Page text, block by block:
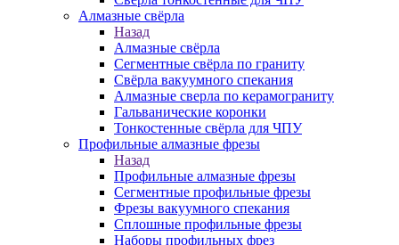
Алмазные свёрла
Назад
Алмазные свёрла
Сегментные свёрла по граниту
Свёрла вакуумного спекания
Алмазные сверла по керамограниту
Гальванические коронки
Тонкостенные свёрла для ЧПУ
Профильные алмазные фрезы
Назад
Профильные алмазные фрезы
Сегментные профильные фрезы
Фрезы вакуумного спекания
Сплошные профильные фрезы
Наборы профильных фрез